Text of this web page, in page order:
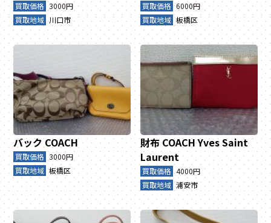
買取価格 3000円
買取地域 川口市
買取価格 6000円
買取地域 板橋区
バック COACH
買取価格 3000円
買取地域 板橋区
財布 COACH Yves Saint
Laurent
買取価格 4000円
買取地域 浦安市